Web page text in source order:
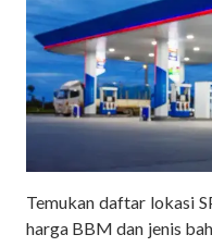
Temukan daftar lokasi
harga BBM dan jenis